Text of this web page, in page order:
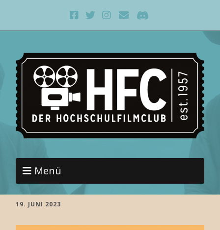
Menü
19. JUNI 2023